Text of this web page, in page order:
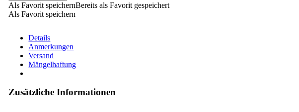
Als Favorit speichernBereits als Favorit gespeichert
Als Favorit speichern
Details
Anmerkungen
Versand
Mängelhaftung
Zusätzliche Informationen